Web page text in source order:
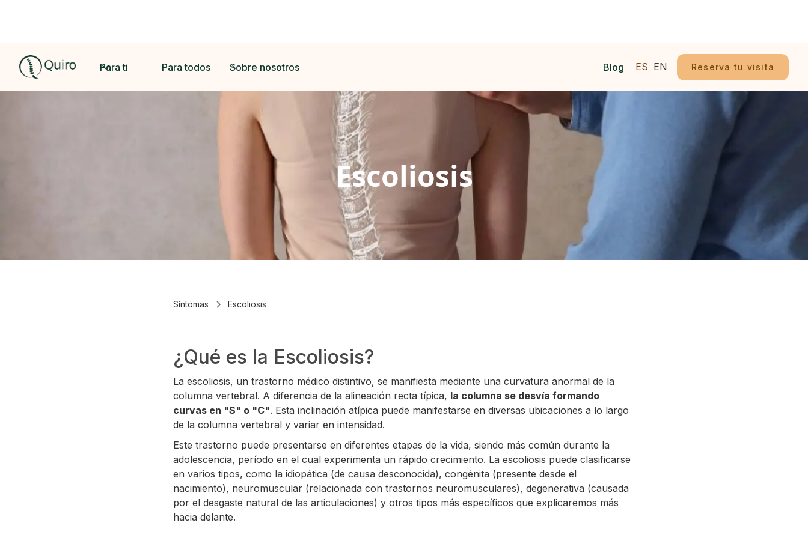
Para ti Para todos Sobre nosotros Blog ES EN Reserva tu visita
Escoliosis
Síntomas Escoliosis
¿Qué es la Escoliosis?
La escoliosis, un trastorno médico distintivo, se manifiesta mediante una curvatura anormal de la
columna vertebral. A diferencia de la alineación recta típica, la columna se desvía formando
curvas en "S" o "C". Esta inclinación atípica puede manifestarse en diversas ubicaciones a lo largo
de la columna vertebral y variar en intensidad.
Este trastorno puede presentarse en diferentes etapas de la vida, siendo más común durante la
adolescencia, período en el cual experimenta un rápido crecimiento. La escoliosis puede clasificarse
en varios tipos, como la idiopática (de causa desconocida), congénita (presente desde el
nacimiento), neuromuscular (relacionada con trastornos neuromusculares), degenerativa (causada
por el desgaste natural de las articulaciones) y otros tipos más específicos que explicaremos más
hacia delante.